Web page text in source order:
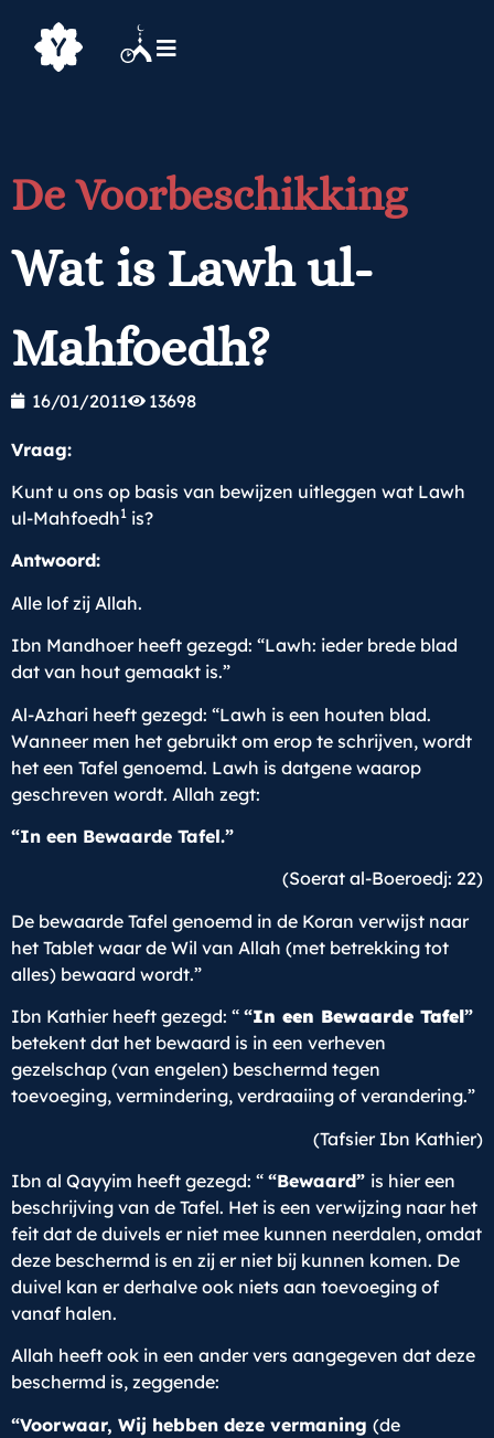
De Voorbeschikking
Wat is Lawh ul-
Mahfoedh?
16/01/2011 13698
Vraag:
Kunt u ons op basis van bewijzen uitleggen wat Lawh
ul-Mahfoedh1 is?
Antwoord:
Alle lof zij Allah.
Ibn Mandhoer heeft gezegd: “Lawh: ieder brede blad
dat van hout gemaakt is.”
Al-Azhari heeft gezegd: “Lawh is een houten blad.
Wanneer men het gebruikt om erop te schrijven, wordt
het een Tafel genoemd. Lawh is datgene waarop
geschreven wordt. Allah zegt:
“In een Bewaarde Tafel.”
(Soerat al-Boeroedj: 22)
De bewaarde Tafel genoemd in de Koran verwijst naar
het Tablet waar de Wil van Allah (met betrekking tot
alles) bewaard wordt.”
Ibn Kathier heeft gezegd: “ “In een Bewaarde Tafel”
betekent dat het bewaard is in een verheven
gezelschap (van engelen) beschermd tegen
toevoeging, vermindering, verdraaiing of verandering.”
(Tafsier Ibn Kathier)
Ibn al Qayyim heeft gezegd: “ “Bewaard” is hier een
beschrijving van de Tafel. Het is een verwijzing naar het
feit dat de duivels er niet mee kunnen neerdalen, omdat
deze beschermd is en zij er niet bij kunnen komen. De
duivel kan er derhalve ook niets aan toevoeging of
vanaf halen.
Allah heeft ook in een ander vers aangegeven dat deze
beschermd is, zeggende:
“Voorwaar, Wij hebben deze vermaning (de